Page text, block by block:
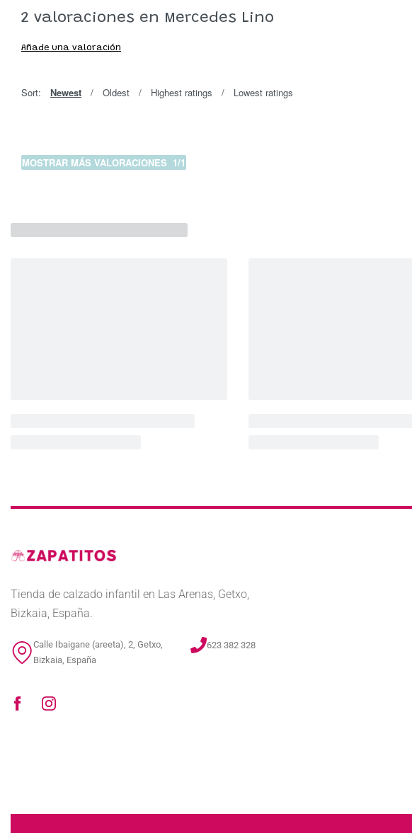
2 valoraciones en Mercedes Lino
Añade una valoración
Sort: Newest Oldest Highest ratings Lowest ratings
MOSTRAR MÁS VALORACIONES /
Tienda de calzado infantil en Las Arenas, Getxo,
Bizkaia, España.
Calle Ibaigane (areeta), 2, Getxo,
Bizkaia, España
623 382 328